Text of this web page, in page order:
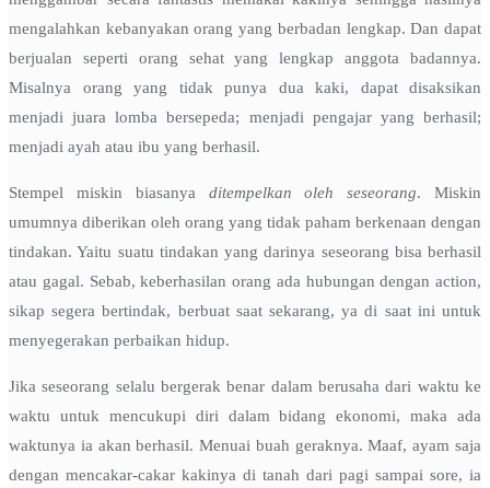
mengalahkan kebanyakan orang yang berbadan lengkap. Dan dapat
berjualan seperti orang sehat yang lengkap anggota badannya.
Misalnya orang yang tidak punya dua kaki, dapat disaksikan
menjadi juara lomba bersepeda; menjadi pengajar yang berhasil;
menjadi ayah atau ibu yang berhasil.
Stempel miskin biasanya ditempelkan oleh seseorang. Miskin
umumnya diberikan oleh orang yang tidak paham berkenaan dengan
tindakan. Yaitu suatu tindakan yang darinya seseorang bisa berhasil
atau gagal. Sebab, keberhasilan orang ada hubungan dengan action,
sikap segera bertindak, berbuat saat sekarang, ya di saat ini untuk
menyegerakan perbaikan hidup.
Jika seseorang selalu bergerak benar dalam berusaha dari waktu ke
waktu untuk mencukupi diri dalam bidang ekonomi, maka ada
waktunya ia akan berhasil. Menuai buah geraknya. Maaf, ayam saja
dengan mencakar-cakar kakinya di tanah dari pagi sampai sore, ia